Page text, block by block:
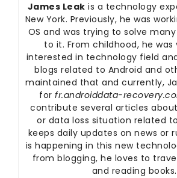
James Leak is a technology
New York. Previously, he was
OS and was trying to solve
to it. From childhood, he was
interested in technology field
blogs related to Android and
maintained that and currently,
for fr.androiddata-
contribute several articles
or data loss situation related
keeps daily updates on news or
is happening in this new
from blogging, he loves to
and reading books.